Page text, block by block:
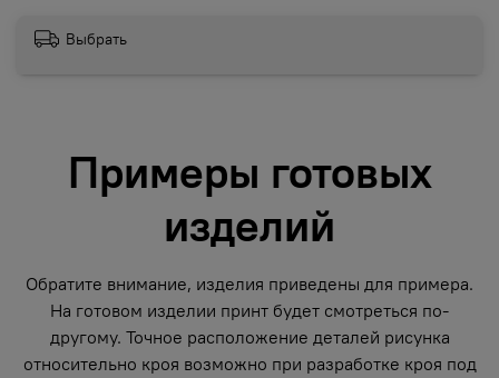
Выбрать
Примеры готовых
изделий
Обратите внимание, изделия приведены для примера.
На готовом изделии принт будет смотреться по-
другому. Точное расположение деталей рисунка
относительно кроя возможно при разработке кроя под